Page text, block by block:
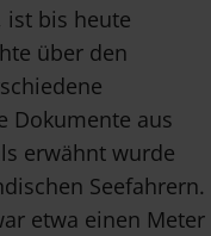
ist bis heute
über den
Dokumente aus
erwähnt wurde
Seefahrern.
etwa einen Meter